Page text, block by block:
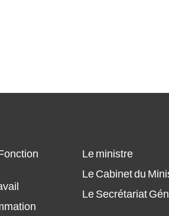
Le ministre
Le Cabinet du
Le Secrétariat